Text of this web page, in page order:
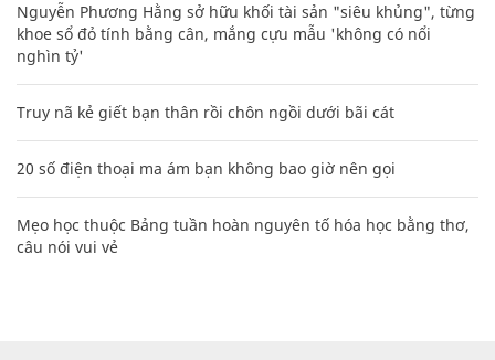
Nguyễn Phương Hằng sở hữu khối tài sản "siêu khủng", từng
khoe sổ đỏ tính bằng cân, mắng cựu mẫu 'không có nổi
nghìn tỷ'
Truy nã kẻ giết bạn thân rồi chôn ngồi dưới bãi cát
20 số điện thoại ma ám bạn không bao giờ nên gọi
Mẹo học thuộc Bảng tuần hoàn nguyên tố hóa học bằng thơ,
câu nói vui vẻ